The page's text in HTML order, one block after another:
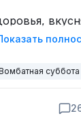
суббота